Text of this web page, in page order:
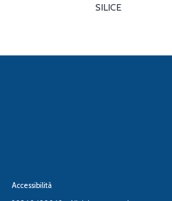
SILICE
Accessibilità